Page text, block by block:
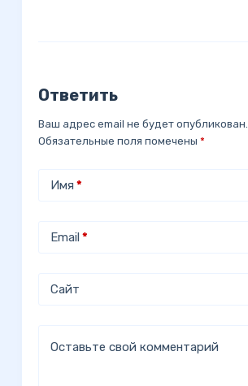
Ответить
Ваш адрес email не будет опубликован.
Обязательные поля помечены *
Имя *
Email*
Сайт
Оставьте свой комментарий